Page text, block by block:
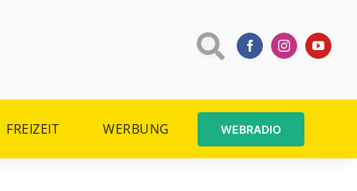
FREIZEIT WERBUNG WEBRADIO